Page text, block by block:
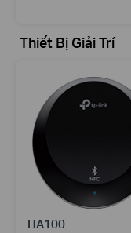
Thiết Bị Giải Trí
HA100